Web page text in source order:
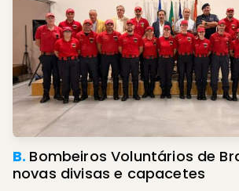
B. Bombeiros Voluntários de
novas divisas e capacetes